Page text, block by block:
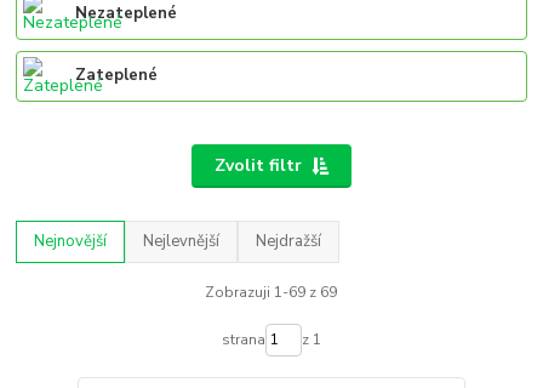
Nezateplené
Zateplené
Zvolit filtr
Nejnovější Nejlevnější Nejdražší
Zobrazuji 1-69 z 69
strana z 1